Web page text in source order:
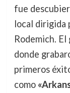
fue
local dirigida
Rodemich.
donde
primeros
como